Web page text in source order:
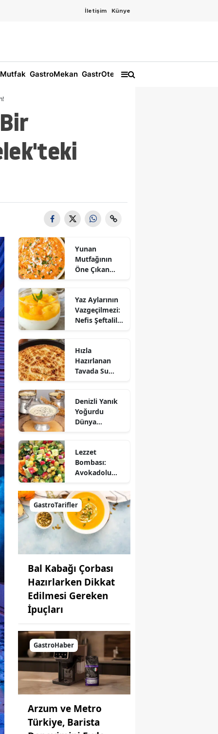
İletişim Künye
GastroMekan GastrOtel
Yunan
Mutfağının
Öne Çıkan
Nasıl Yapılır?
Yaz Aylarının
Vazgeçilmezi:
Nefis Şeftalili
Hızla
Hazırlanan
Tavada Su
Sofralarınıza
Lezzet Katın!
Denizli Yanık
Yoğurdu
Dünya
Lezzet
Bombası:
Avokadolu
Nasıl Yapılır?
GastroTarifler
Bal Kabağı Çorbası
Hazırlarken Dikkat
Edilmesi Gereken
İpuçları
GastroHaber
Arzum ve Metro
Türkiye, Barista